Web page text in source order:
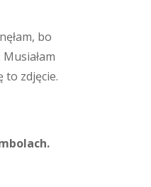
bo
to zdjęcie.